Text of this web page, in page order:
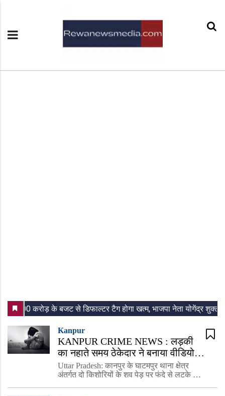
Kanpur
KANPUR CRIME NEWS : लड़की
का नहाते समय ठेकेदार ने बनाया वीडियो,
ब्लैकमेल कर की दरिंदगी आरोपी पुलिस के
हिरासत में
Uttar Pradesh: कानपुर के घाटमपुर थाना क्षेत्र
अंतर्गत दो किशोरियों के शव पेड़ पर फंदे से लटके मिले